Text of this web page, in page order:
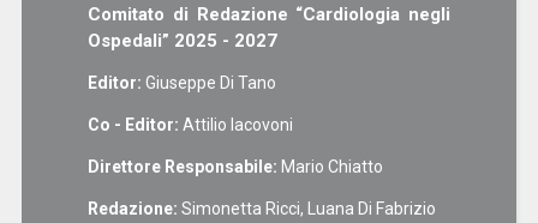
Comitato di Redazione “Cardiologia negli
Ospedali” 2025 - 2027
Editor: Giuseppe Di Tano
Co - Editor: Attilio Iacovoni
Direttore Responsabile: Mario Chiatto
Redazione: Simonetta Ricci, Luana Di Fabrizio